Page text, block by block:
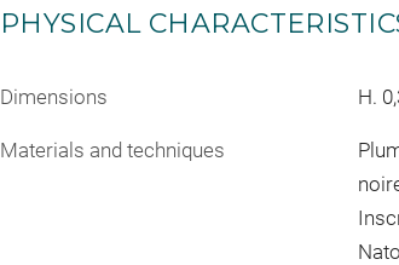
PHYSICAL
Dimensions H.
Materials and techniques